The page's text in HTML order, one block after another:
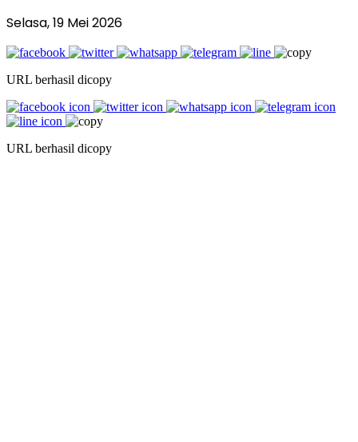
Selasa, 19 Mei 2026
URL berhasil dicopy
URL berhasil dicopy